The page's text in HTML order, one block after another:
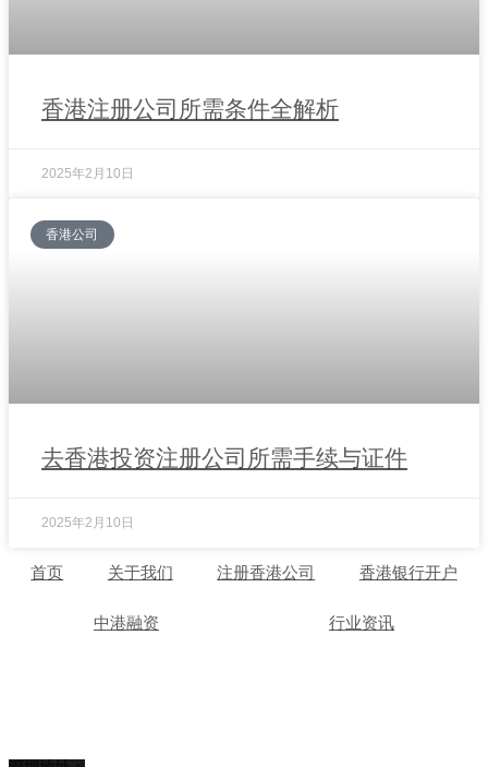
香港注册公司所需条件全解析
2025年2月10日
香港公司
去香港投资注册公司所需手续与证件
2025年2月10日
首页 关于我们 注册香港公司 香港银行开户
中港融资 行业资讯